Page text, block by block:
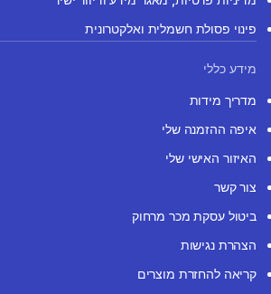
פינוי פסולת חשמלית ואלקטרונית
מידע כללי
מדריך מידות
איפה ההזמנה שלי
האיזור האישי שלי
צור קשר
ביטול עסקת מכר מרחוק
הצהרת נגישות
קריאה להחזרת מוצרים